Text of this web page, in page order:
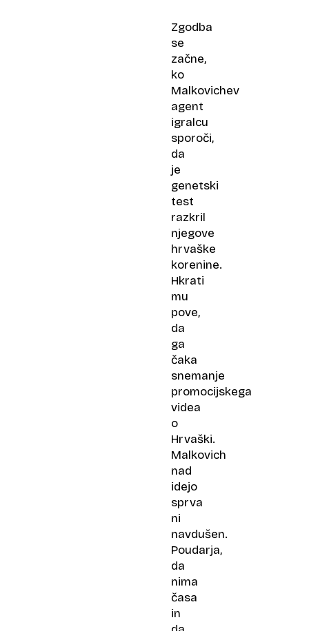
Zgodba
se
začne,
ko
Malkovichev
agent
igralcu
sporoči,
da
je
genetski
test
razkril
njegove
hrvaške
korenine.
Hkrati
mu
pove,
da
ga
čaka
snemanje
promocijskega
videa
o
Hrvaški.
Malkovich
nad
idejo
sprva
ni
navdušen.
Poudarja,
da
nima
časa
in